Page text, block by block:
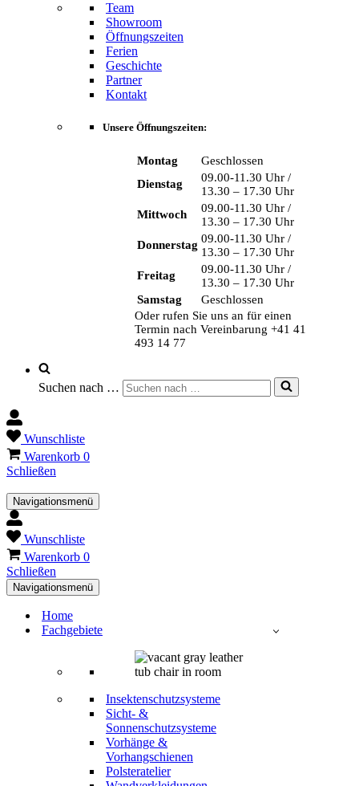
Team
Showroom
Öffnungszeiten
Ferien
Geschichte
Partner
Kontakt
Unsere Öffnungszeiten:
Montag
Geschlossen
Dienstag
09.00-11.30 Uhr /
13.30 – 17.30 Uhr
Mittwoch
09.00-11.30 Uhr /
13.30 – 17.30 Uhr
Donnerstag 09.00-11.30 Uhr /
13.30 – 17.30 Uhr
Freitag
09.00-11.30 Uhr /
13.30 – 17.30 Uhr
Samstag
Geschlossen
Oder rufen Sie uns an für einen
Termin nach Vereinbarung +41 41
493 14 77
Suchen nach …
Wunschliste
Warenkorb 0
Schließen
Navigationsmenü
Wunschliste
Warenkorb 0
Schließen
Navigationsmenü
Home
Fachgebiete
Insektenschutzsysteme
Sicht- &
Sonnenschutzsysteme
Vorhänge &
Vorhangschienen
Polsteratelier